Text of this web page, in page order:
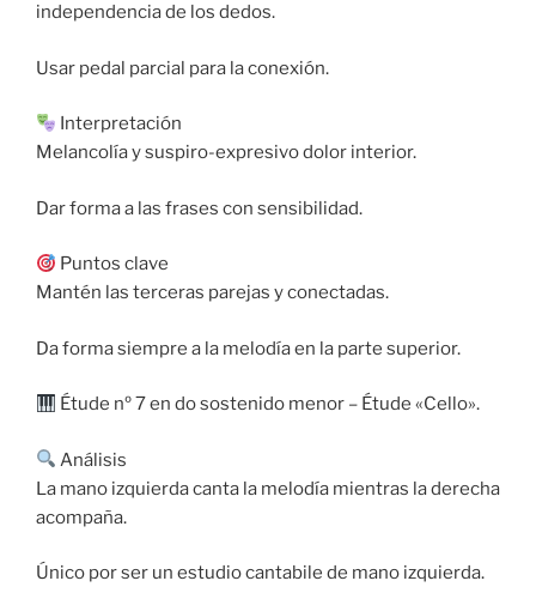
independencia de los dedos.
Usar pedal parcial para la conexión.
Interpretación
Melancolía y suspiro-expresivo dolor interior.
Dar forma a las frases con sensibilidad.
Puntos clave
Mantén las terceras parejas y conectadas.
Da forma siempre a la melodía en la parte superior.
Étude nº 7 en do sostenido menor – Étude «Cello».
Análisis
La mano izquierda canta la melodía mientras la derecha
acompaña.
Único por ser un estudio cantabile de mano izquierda.